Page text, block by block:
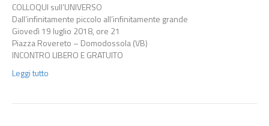
COLLOQUI sull’UNIVERSO
Dall’infinitamente piccolo all’infinitamente grande
Giovedì 19 luglio 2018, ore 21
Piazza Rovereto – Domodossola (VB)
INCONTRO LIBERO E GRATUITO
Leggi tutto